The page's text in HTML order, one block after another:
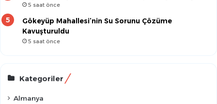
5 saat önce
Gökeyüp Mahallesi’nin Su Sorunu Çözüme
Kavuşturuldu
5 saat önce
Kategoriler
Almanya